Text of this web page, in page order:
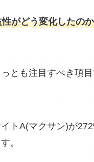
がどう変化したの
とも注目すべき項目
トA(マクサン)が
。